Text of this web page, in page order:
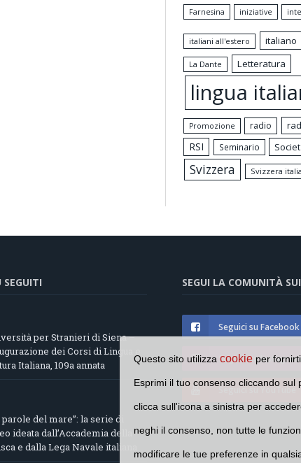
Farnesina iniziative
italiani all'estero italiano
La Dante Letteratura
lingua
Promozione radio
RSI
Seminario
Svizzera Svizzera
SEGUITI
per Stranieri di Siena –
dei Corsi di Lingua e
Italiana, 109a annata
parole del mare”: la serie di
ideata dall’Accademia della
e dalla Lega Navale italiana
SEGUI LA COMUNITÀ
Seguici su Facebook
Seguici su Instagram
Seguici su YouTube
Questo sito utilizzacookie per
Esprimi il tuo consenso cliccando
clicca sull'icona a sinistra per
neghi il consenso, non tutte le
modificare le tue preferenze in